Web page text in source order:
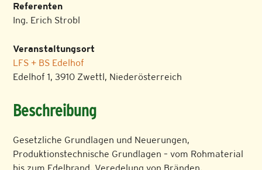
Referenten
Ing. Erich Strobl
Veranstaltungsort
LFS + BS Edelhof
Edelhof 1, 3910 Zwettl, Niederösterreich
Beschreibung
Gesetzliche Grundlagen und Neuerungen,
Produktionstechnische Grundlagen – vom Rohmaterial